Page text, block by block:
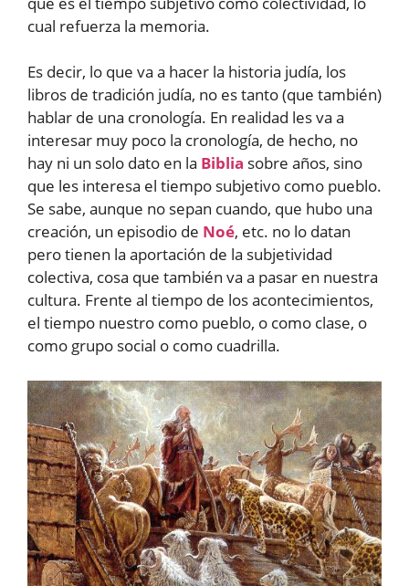
cual refuerza la memoria.
Es decir, lo que va a hacer la historia judía, los
libros de tradición judía, no es tanto (que también)
hablar de una cronología. En realidad les va a
interesar muy poco la cronología, de hecho, no
hay ni un solo dato en la Biblia sobre años, sino
que les interesa el tiempo subjetivo como pueblo.
Se sabe, aunque no sepan cuando, que hubo una
creación, un episodio de Noé, etc. no lo datan
pero tienen la aportación de la subjetividad
colectiva, cosa que también va a pasar en nuestra
cultura. Frente al tiempo de los acontecimientos,
el tiempo nuestro como pueblo, o como clase, o
como grupo social o como cuadrilla.